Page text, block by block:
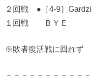
２回戦 ●［4-9］
１回戦 ＢＹＥ
※敗者復活戦に回れず